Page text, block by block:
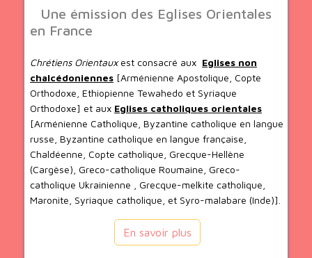
Une émission des Eglises Orientales
en France
Chrétiens Orientauxest consacré aux Eglises non
chalcédoniennes [Arménienne Apostolique, Copte
Orthodoxe, Ethiopienne Tewahedo et Syriaque
Orthodoxe] et aux Eglises catholiques orientales
[Arménienne Catholique, Byzantine catholique en langue
russe, Byzantine catholique en langue française,
Chaldéenne, Copte catholique, Grecque-Hellène
(Cargèse), Greco-catholique Roumaine, Greco-
catholique Ukrainienne , Grecque-melkite catholique,
Maronite, Syriaque catholique, et Syro-malabare (Inde)].
En savoir plus